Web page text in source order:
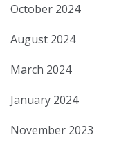
October 2024
August 2024
March 2024
January 2024
November 2023